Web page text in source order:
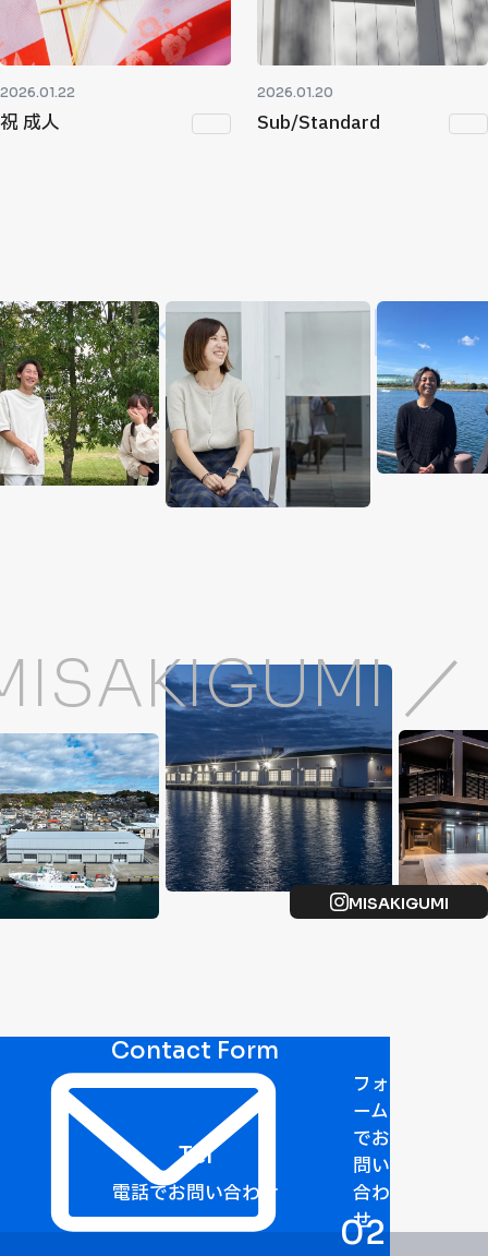
2026.01.22
祝 成人
2026.01.20
Sub/Standard
／
MISAKIGUMI
Contact Form
フォ
ーム
でお
問い
合わ
せ
Tel
電話でお問い合わせ
02